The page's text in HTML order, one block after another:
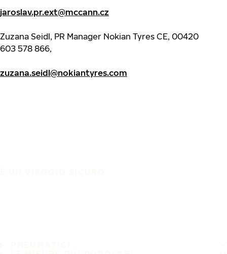
jaroslav.pr.ext@mccann.cz
Zuzana Seidl, PR Manager Nokian Tyres CE, 00420
603 578 866,
zuzana.seidl@nokiantyres.com